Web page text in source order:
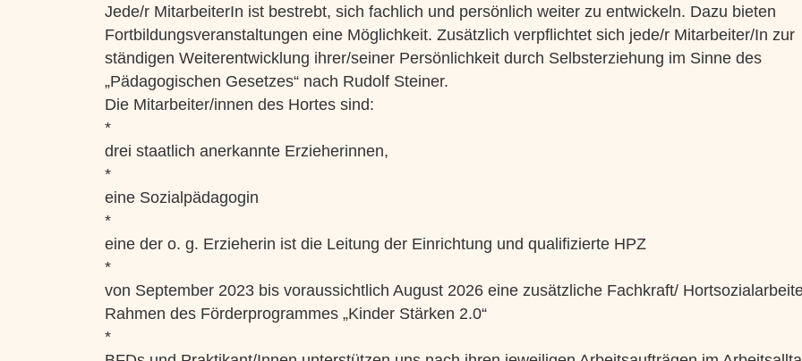
Jede/r MitarbeiterIn ist bestrebt, sich fachlich und persönlich weiter zu entwickeln. Dazu bieten
Fortbildungsveranstaltungen eine Möglichkeit. Zusätzlich verpflichtet sich jede/r Mitarbeiter/In zur
ständigen Weiterentwicklung ihrer/seiner Persönlichkeit durch Selbsterziehung im Sinne des
„Pädagogischen Gesetzes“ nach Rudolf Steiner.
Die Mitarbeiter/innen des Hortes sind:
*
drei staatlich anerkannte Erzieherinnen,
*
eine Sozialpädagogin
*
eine der o. g. Erzieherin ist die Leitung der Einrichtung und qualifizierte HPZ
*
von September 2023 bis voraussichtlich August 2026 eine zusätzliche Fachkraft/
Rahmen des Förderprogrammes „Kinder Stärken 2.0“
*